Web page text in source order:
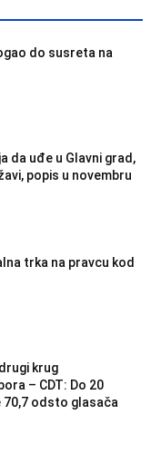
do susreta na
da uđe u Glavni grad,
popis u novembru
trka na pravcu kod
krug
– CDT: Do 20
70,7 odsto glasača